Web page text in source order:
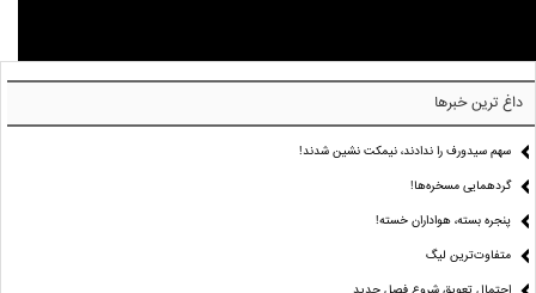
داغ ترین خبرها
سهم سیدورف را ندادند، نیمکت نشین شدند!
گردهمایی مسخره‌ها!
پنجره بسته، هواداران خسته!
متفاوت‌ترین لیگ